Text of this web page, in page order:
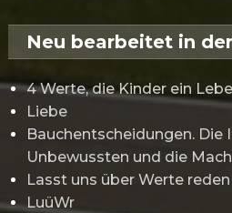
Neu bearbeitet in
4 Werte, die Kinder ein
Liebe
Bauchentscheidungen. Die
Unbewussten und die
Lasst uns über Werte reden
LuüWr